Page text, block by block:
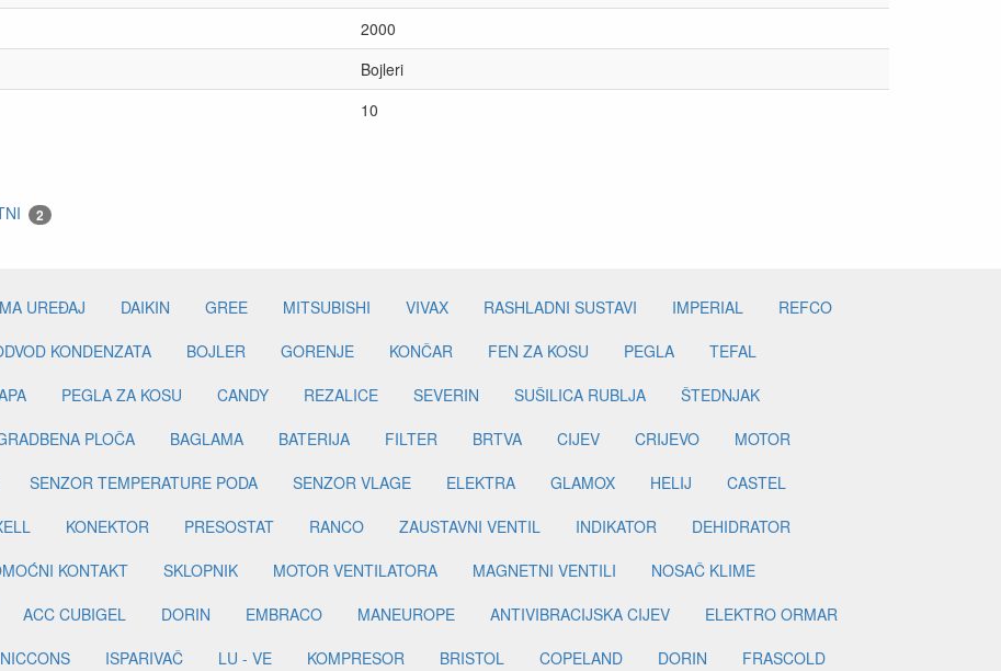
2000
Bojleri
10
2
UREĐAJ DAIKIN GREE MITSUBISHI VIVAX RASHLADNI SUSTAVI IMPERIAL
REFCO
KONDENZATA BOJLER GORENJE KONČAR FEN ZA KOSU PEGLA
TEFAL
PEGLA ZA KOSU CANDY REZALICE SEVERIN SUŠILICA RUBLJA
ŠTEDNJAK
PLOČA BAGLAMA BATERIJA FILTER BRTVA CIJEV CRIJEVO
MOTOR
SENZOR TEMPERATURE PODA SENZOR VLAGE ELEKTRA GLAMOX HELIJ
CASTEL
KONEKTOR PRESOSTAT RANCO ZAUSTAVNI VENTIL INDIKATOR
DEHIDRATOR
KONTAKT SKLOPNIK MOTOR VENTILATORA MAGNETNI VENTILI
NOSAČ KLIME
ACC CUBIGEL DORIN EMBRACO MANEUROPE ANTIVIBRACIJSKA CIJEV
ELEKTRO ORMAR
NICCONS ISPARIVAČ LU - VE KOMPRESOR BRISTOL COPELAND DORIN
FRASCOLD